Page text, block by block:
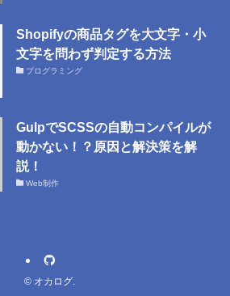
Shopifyの商品タグを大文字・小
文字を問わず判定する方法
プログラミング
GulpでSCSSの自動コンパイルが
動かない！？原因と解決策を解
説！
Web制作
©オカログ.